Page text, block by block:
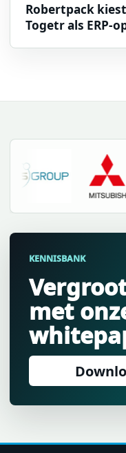
Robertpack
Togetr als ERP-
KENNISBANK
met